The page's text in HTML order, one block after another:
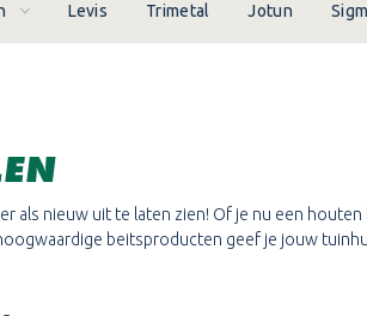
Levis Trimetal Jotun
als nieuw uit te laten zien! Of je nu een
beitsproducten geef je jouw